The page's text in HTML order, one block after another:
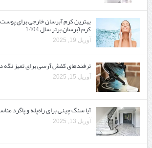
بهترین کرم آبرسان خارجی برای
کرم آبرسان برتر سال 1404
آوریل 19, 2025
ترفندهای کفش آرسی برای تمیز
آوریل 15, 2025
آیا سنگ چینی برای راه‌پله و پاگرد
آوریل 13, 2025